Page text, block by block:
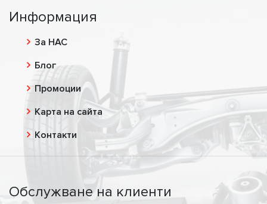
Информация
За НАС
Блог
Промоции
Карта на сайта
Контакти
Обслужване на клиенти